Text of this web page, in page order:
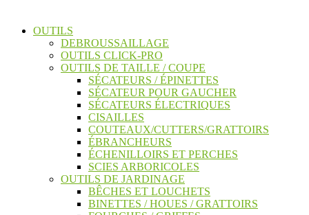
OUTILS
DEBROUSSAILLAGE
OUTILS CLICK-PRO
OUTILS DE TAILLE / COUPE
SÉCATEURS / ÉPINETTES
SÉCATEUR POUR GAUCHER
SÉCATEURS ÉLECTRIQUES
CISAILLES
COUTEAUX/CUTTERS/GRATTOIRS
ÉBRANCHEURS
ÉCHENILLOIRS ET PERCHES
SCIES ARBORICOLES
OUTILS DE JARDINAGE
BÊCHES ET LOUCHETS
BINETTES / HOUES / GRATTOIRS